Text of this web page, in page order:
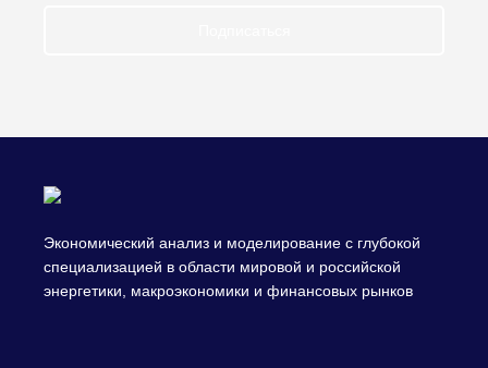
Экономический анализ и моделирование с глубокой
специализацией в области мировой и российской
энергетики, макроэкономики и финансовых рынков